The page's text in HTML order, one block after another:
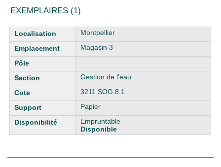
EXEMPLAIRES (1)
Liste des exemplaires
Montpellier
Magasin 3
Gestion de l'eau
3211 SOG.8.1
Papier
Empruntable
Disponible